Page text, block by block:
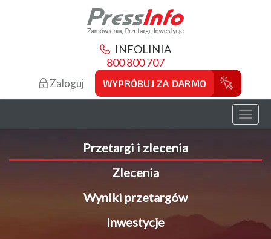
INFOLINIA
800 800 707
Zaloguj WYPRÓBUJ ZA DARMO
Toggle
Przetargi i zlecenia
Zlecenia
Wyniki przetargów
Inwestycje